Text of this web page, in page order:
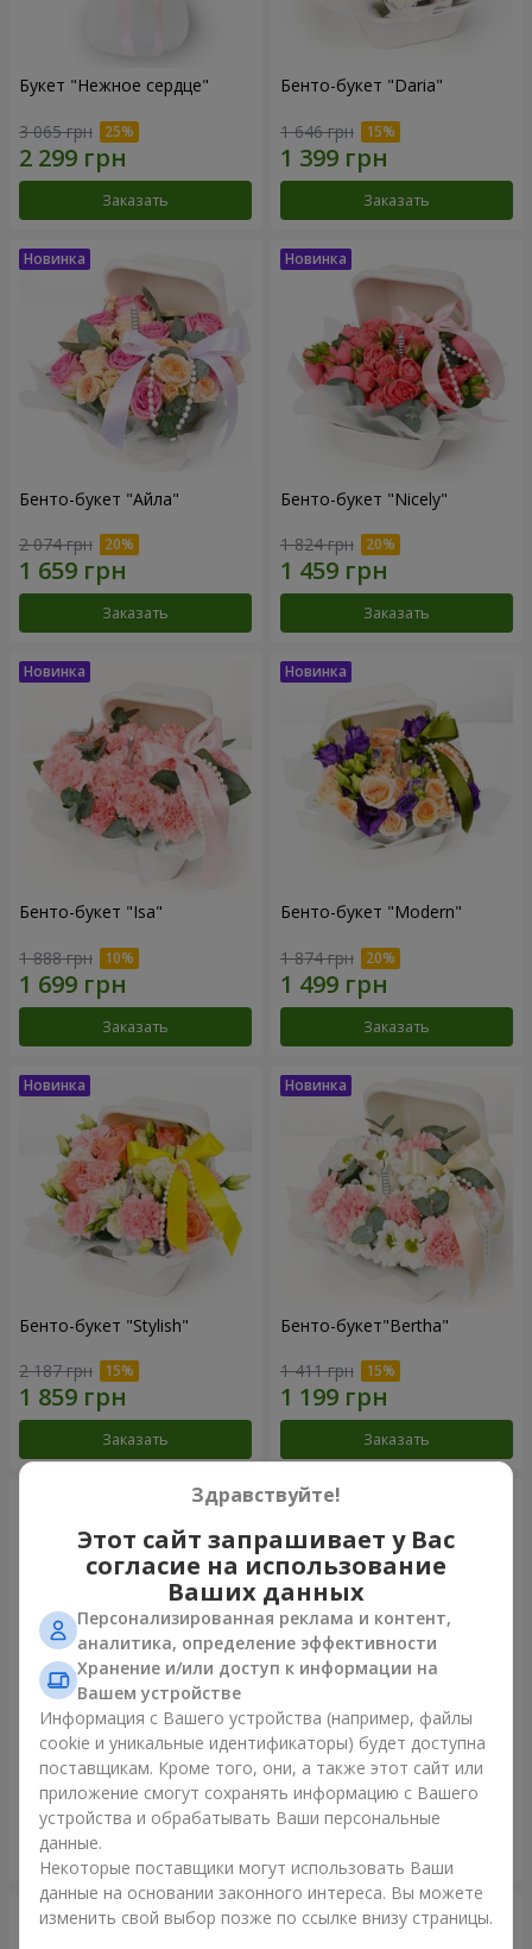
Букет "Нежное сердце"
3 065 грн
Заказать
Бенто-букет "Daria"
1 646 грн
Заказать
Бенто-букет "Айла"
2 074 грн
Заказать
Бенто-букет "Nicely"
1 824 грн
Заказать
Бенто-букет "Isa"
1 888 грн
Заказать
Бенто-букет "Modern"
1 874 грн
Заказать
Бенто-букет "Stylish"
2 187 грн
Заказать
Бенто-букет"Bertha"
1 411 грн
Заказать
Букет "Kamaliya"
3 412 грн
Букет "Moon Dance"
2 513 грн
Здравствуйте!
Этот сайт запрашивает у Вас
согласие на использование
Ваших данных
Персонализированная реклама и контент,
аналитика, определение эффективности
Хранение и/или доступ к информации на
Вашем устройстве
Информация с Вашего устройства (например, файлы
cookie и уникальные идентификаторы) будет доступна
поставщикам. Кроме того, они, а также этот сайт или
приложение смогут сохранять информацию с Вашего
устройства и обрабатывать Ваши персональные
данные.
Некоторые поставщики могут использовать Ваши
данные на основании законного интереса. Вы можете
изменить свой выбор позже по ссылке внизу страницы.